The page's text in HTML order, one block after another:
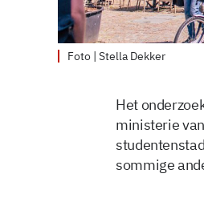
Foto | Stella Dekker
Het
ministerie
sommige